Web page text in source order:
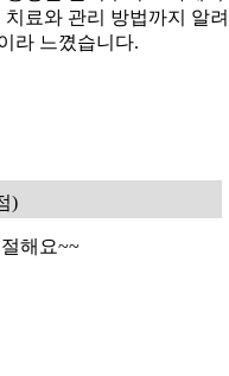
료와 관리 방법까지 알려
라 느꼈습니다.
)
해요~~